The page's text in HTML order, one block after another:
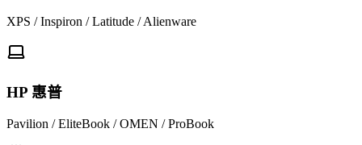
XPS / Inspiron / Latitude / Alienware
HP 惠普
Pavilion / EliteBook / OMEN / ProBook